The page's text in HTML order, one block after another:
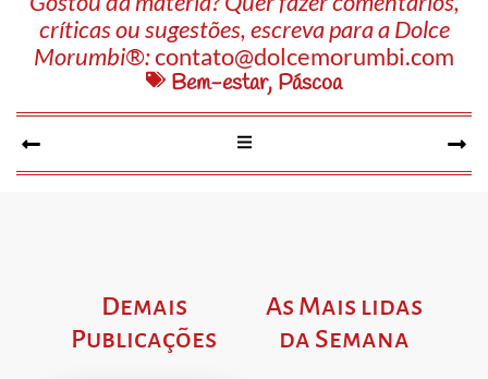
críticas ou sugestões, escreva para a Dolce
Morumbi®:contato@dolcemorumbi.com
Bem-estar, Páscoa
Demais
Publicações
As Mais lidas
da Semana